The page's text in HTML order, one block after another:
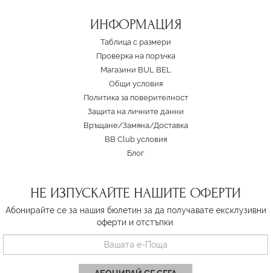
ИНФОРМАЦИЯ
Таблица с размери
Проверка на поръчка
Магазини BUL BEL
Oбщи условия
Политика за поверителност
Защита на личните данни
Връщане/Замяна/Доставка
BB Club условия
Блог
НЕ ИЗПУСКАЙТЕ НАШИТЕ ОФЕРТИ
Абонирайте се за нашия бюлетин за да получавате ексклузивни
оферти и отстъпки.